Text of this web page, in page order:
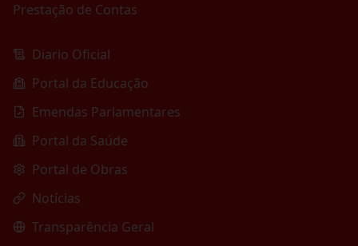
Prestação de Contas
Diario Oficial
Portal da Educação
Emendas Parlamentares
Portal da Saúde
Portal de Obras
Notícias
Transparência Geral